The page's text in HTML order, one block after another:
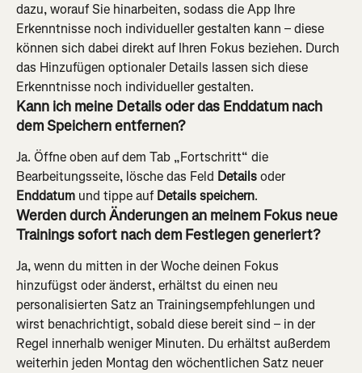
dazu, worauf Sie hinarbeiten, sodass die App Ihre
Erkenntnisse noch individueller gestalten kann – diese
können sich dabei direkt auf Ihren Fokus beziehen. Durch
das Hinzufügen optionaler Details lassen sich diese
Erkenntnisse noch individueller gestalten.
Kann ich meine Details oder das Enddatum nach
dem Speichern entfernen?
Ja. Öffne oben auf dem Tab „Fortschritt“ die
Bearbeitungsseite, lösche das Feld Details oder
Enddatum und tippe auf Details speichern.
Werden durch Änderungen an meinem Fokus neue
Trainings sofort nach dem Festlegen generiert?
Ja, wenn du mitten in der Woche deinen Fokus
hinzufügst oder änderst, erhältst du einen neu
personalisierten Satz an Trainingsempfehlungen und
wirst benachrichtigt, sobald diese bereit sind – in der
Regel innerhalb weniger Minuten. Du erhältst außerdem
weiterhin jeden Montag den wöchentlichen Satz neuer